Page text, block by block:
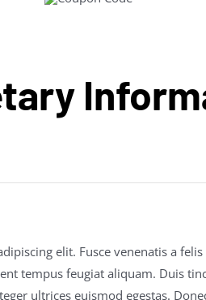
elit. Fusce venenatis a
tempus feugiat aliquam. Duis
ultrices euismod egestas.